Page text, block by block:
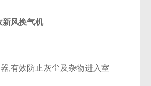
风换气机
,有效防止灰尘及杂物进入室